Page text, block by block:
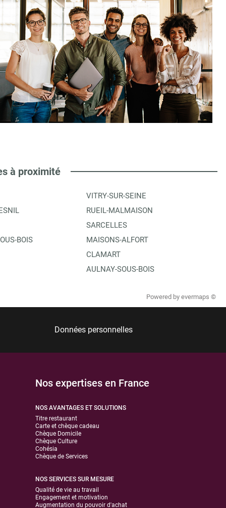
à proximité
BOIS
VITRY-SUR-SEINE
RUEIL-MALMAISON
SARCELLES
MAISONS-ALFORT
CLAMART
AULNAY-SOUS-BOIS
Powered by evermaps ©
Données personnelles
Nos expertises en France
NOS AVANTAGES ET SOLUTIONS
Titre restaurant
Carte et chèque cadeau
Chèque Domicile
Chèque Culture
Cohésia
Chèque de Services
NOS SERVICES SUR MESURE
Qualité de vie au travail
Engagement et motivation
Augmentation du pouvoir d'achat